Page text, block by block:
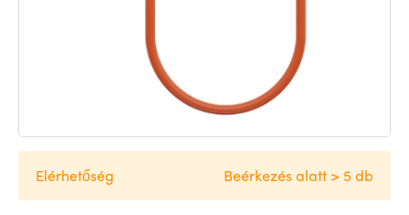
Elérhetőség Beérkezés alatt > 5 db